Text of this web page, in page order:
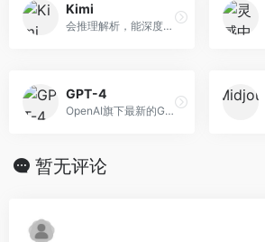
Kimi
会推理解析，能深度思考的AI助手
GPT-4
OpenAI旗下最新的GPT-4模型
暂无评论